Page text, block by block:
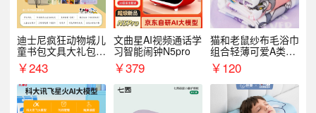
迪士尼疯狂动物城儿
童书包文具大礼包套
装9件套8881
￥243
文曲星AI视频通话学
习智能闹钟N5pro
￥379
猫和老鼠纱布毛浴巾
组合轻薄可爱A类敏
感肌适用
￥120